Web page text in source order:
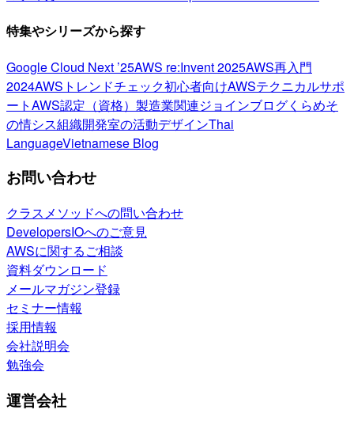
特集やシリーズから探す
Google Cloud Next ’25AWS re:Invent 2025AWS再入門
2024AWSトレンドチェック初心者向けAWSテクニカルサポ
ートAWS認定（資格） 製造業関連ジョインブログくらめそ
の情シス組織開発室の活動デザインThai
LanguageVietnamese Blog
お問い合わせ
クラスメソッドへの問い合わせ
DevelopersIOへのご意見
AWSに関するご相談
資料ダウンロード
メールマガジン登録
セミナー情報
採用情報
会社説明会
勉強会
運営会社